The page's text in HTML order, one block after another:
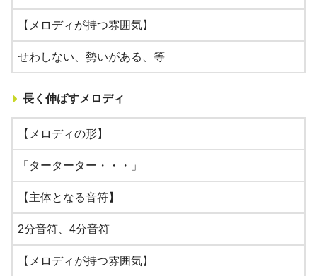
【メロディが持つ雰囲気】
せわしない、勢いがある、等
長く伸ばすメロディ
【メロディの形】
「ターターター・・・」
【主体となる音符】
2分音符、4分音符
【メロディが持つ雰囲気】